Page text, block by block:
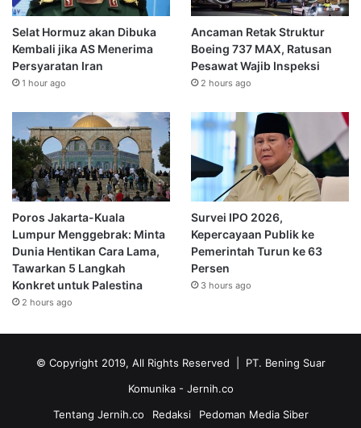
Selat Hormuz akan Dibuka
Kembali jika AS Menerima
Persyaratan Iran
1 hour ago
Ancaman Retak Struktur
Boeing 737 MAX, Ratusan
Pesawat Wajib Inspeksi
2 hours ago
Poros Jakarta-Kuala
Lumpur Menggebrak: Minta
Dunia Hentikan Cara Lama,
Tawarkan 5 Langkah
Konkret untuk Palestina
2 hours ago
Survei IPO 2026,
Kepercayaan Publik ke
Pemerintah Turun ke 63
Persen
3 hours ago
© Copyright 2019, All Rights Reserved | PT. Bening Suar
Komunika - Jernih.co
Tentang Jernih.co
Redaksi Pedoman Media Siber